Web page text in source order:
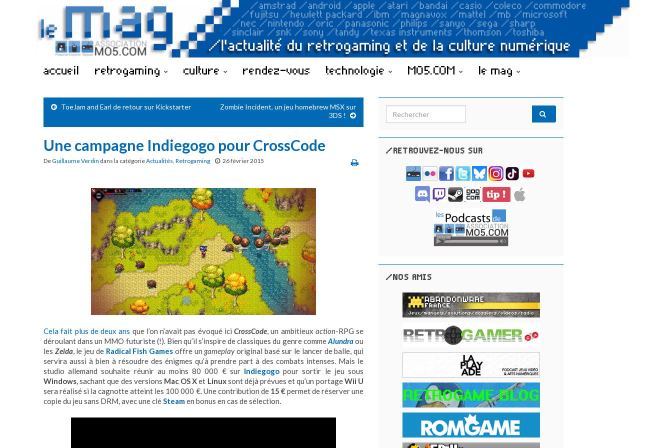
accueil retrogaming culture rendez-vous technologie MO5.COM le mag
ToeJam and Earl de retour sur Kickstarter
Zombie Incident, un jeu homebrew MSX sur
3DS !
Une campagne Indiegogo pour CrossCode
DeGuillaume Verdin dans la catégorieActualités, Retrogaming 26 février 2015
Cela fait plus de deux ans que l’on n’avait pas évoqué ici CrossCode, un ambitieux action-RPG se
déroulant dans un MMO futuriste (!). Bien qu’il s’inspire de classiques du genre commeAlundraou
les Zelda, le jeu de Radical Fish Games offre ungameplayoriginal basé sur le lancer de balle, qui
servira aussi à bien à résoudre des énigmes qu’à prendre part à des combats intenses. Mais le
studio allemand souhaite réunir au moins 80 000 € sur Indiegogo pour sortir le jeu sous
Windows, sachant que des versions Mac OS Xet Linuxsont déjà prévues et qu’un portageWii U
sera réalisé si la cagnotte atteint les 100 000 €. Une contribution de 15 € permet de réserver une
copie du jeu sans DRM, avec une cléSteamen bonus en cas de sélection.
Search for:
/RETROUVEZ-NOUS SUR
/NOS AMIS